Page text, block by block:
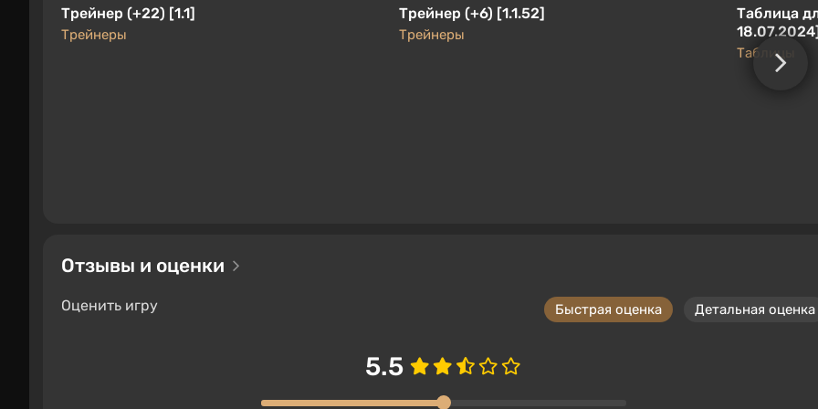
Трейнер (+22) [1.1]
Трейнеры
Трейнер (+6) [1.1.52]
Трейнеры
Таблица
Таблицы
Отзывы и оценки
Оценить игру Быстрая оценка Детальная оценка
5.5